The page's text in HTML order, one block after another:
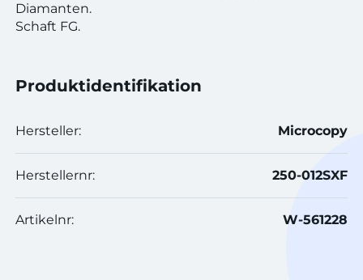
Diamanten.
Schaft FG.
Produktidentifikation
Hersteller: Microcopy
Herstellernr: 250-012SXF
Artikelnr: W-561228